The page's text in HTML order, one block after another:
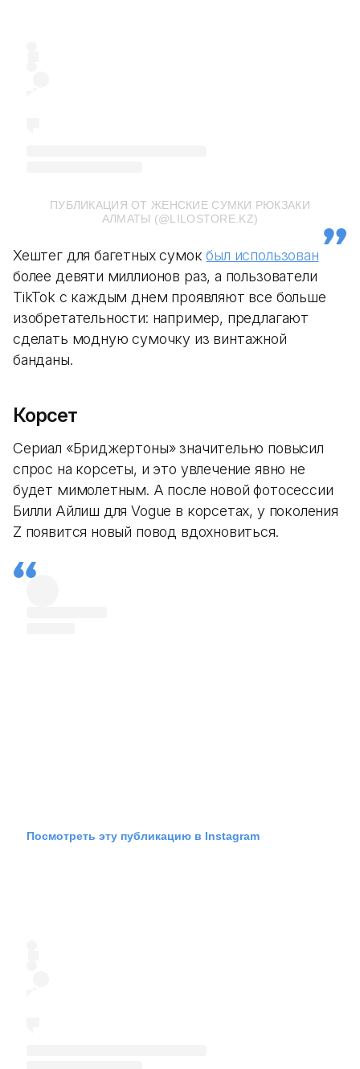
ПУБЛИКАЦИЯ ОТ ЖЕНСКИЕ СУМКИ РЮКЗАКИ
АЛМАТЫ (@LILOSTORE.KZ)
Хештег для багетных сумокбыл использован
более девяти миллионов раз, а пользователи
TikTok с каждым днем проявляют все больше
изобретательности: например, предлагают
сделать модную сумочку из винтажной
банданы.
Корсет
Сериал «Бриджертоны» значительно повысил
спрос на корсеты, и это увлечение явно не
будет мимолетным. А после новой фотосессии
Билли Айлиш для Vogue в корсетах, у поколения
Z появится новый повод вдохновиться.
Посмотреть эту публикацию в Instagram